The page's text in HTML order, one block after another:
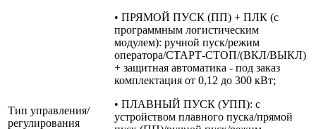
Тип управления/
регулирования
• ПРЯМОЙ ПУСК (ПП) + ПЛК (с
программным логистическим
модулем): ручной пуск/режим
оператора/СТАРТ-СТОП/(ВКЛ/ВЫКЛ)
+ защитная автоматика - под заказ
комплектация от 0,12 до 300 кВт;
• ПЛАВНЫЙ ПУСК (УПП): с
устройством плавного пуска/прямой